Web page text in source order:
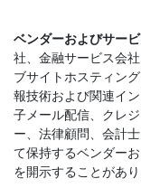
ベンダーおよびサー
社、金融サービス会
ブサイトホスティン
報技術および関連イ
子メール配信、クレ
ー、法律顧問、会計
て保持するベンダー
を開示することがあり